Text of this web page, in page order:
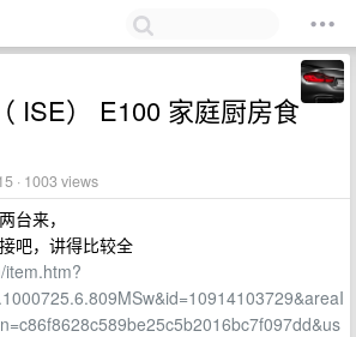
ISE） E100 家庭厨房食
· 1003 views
台来，
吧，讲得比较全
item.htm?